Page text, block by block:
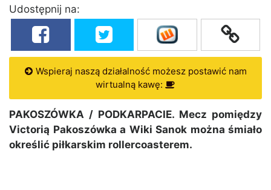
Udostępnij na:
Wspieraj naszą działalność możesz postawić nam
wirtualną kawę:
PAKOSZÓWKA / PODKARPACIE. Mecz pomiędzy
Victorią Pakoszówka a Wiki Sanok można śmiało
określić piłkarskim rollercoasterem.